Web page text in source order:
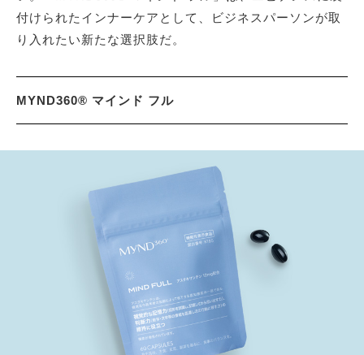
付けられたインナーケアとして、ビジネスパーソンが取
り入れたい新たな選択肢だ。
MYND360® マインド フル